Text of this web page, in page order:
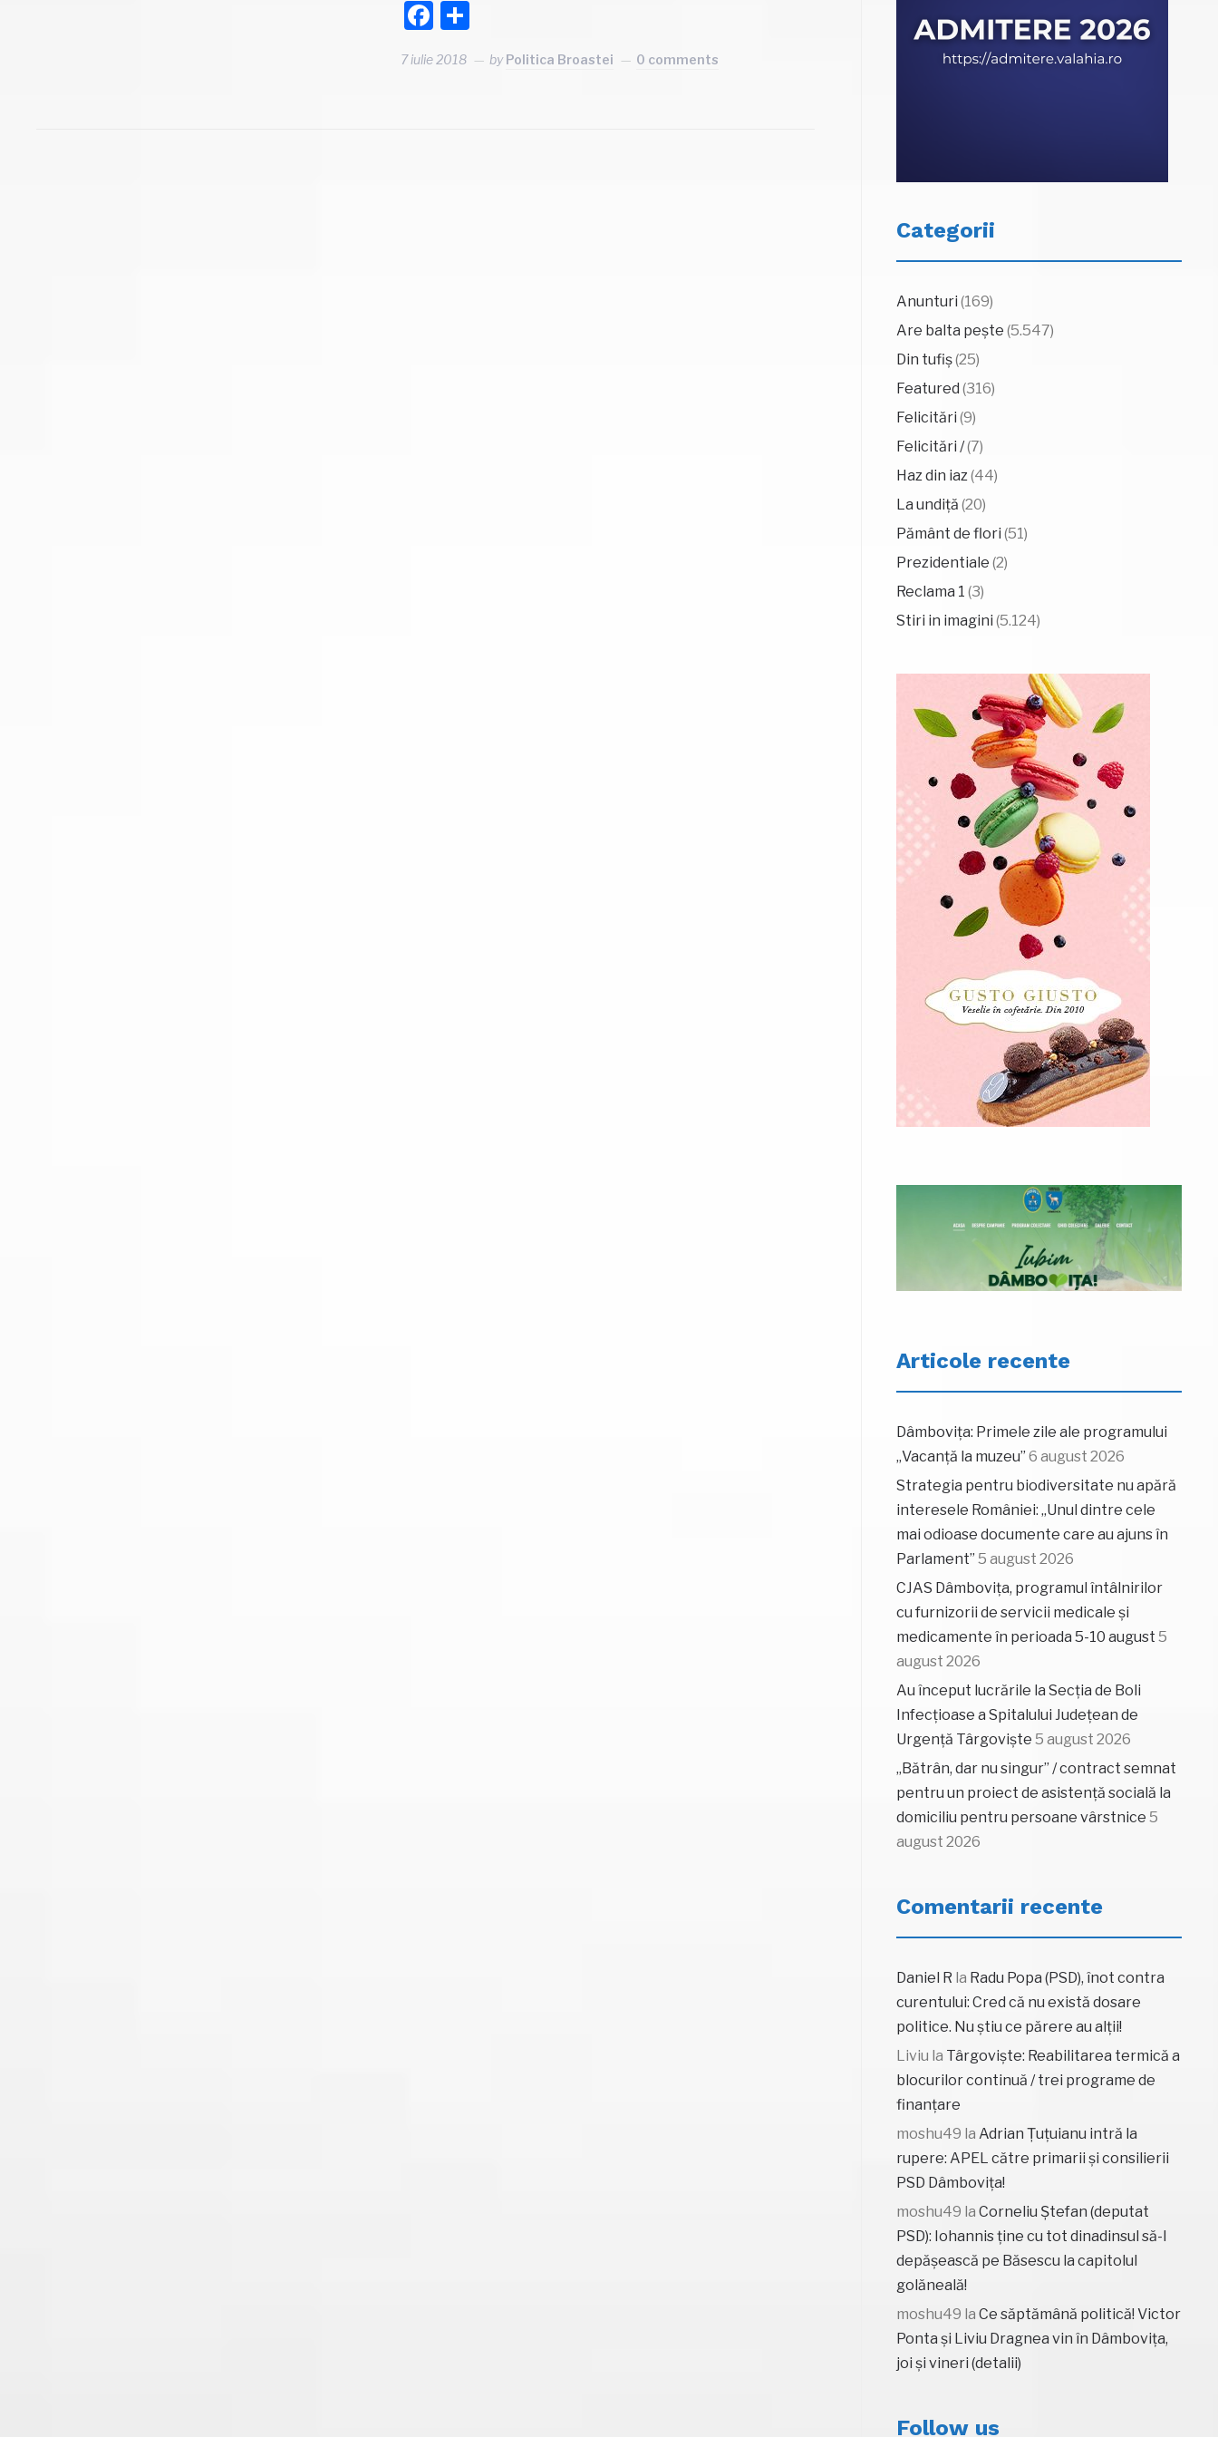
Facebook
7 iulie 2018 byPolitica Broastei 0 comments
Categorii
Anunturi (169)
Are balta pește (5.547)
Din tufiș(25)
Featured (316)
Felicitări (9)
Felicitări /(7)
Haz din iaz(44)
La undiță (20)
Pământ de flori (51)
Prezidentiale (2)
Reclama 1 (3)
Stiri in imagini (5.124)
Articole recente
Dâmbovița: Primele zile ale programului
„Vacanță la muzeu” 6 august 2026
Strategia pentru biodiversitate nu apără
interesele României: „Unul dintre cele
mai odioase documente care au ajuns în
Parlament” 5 august 2026
CJAS Dâmbovița, programul întâlnirilor
cu furnizorii de servicii medicale și
medicamente în perioada 5-10 august 5
august 2026
Au început lucrările la Secția de Boli
Infecțioase a Spitalului Județean de
Urgență Târgoviște 5 august 2026
„Bătrân, dar nu singur” / contract semnat
pentru un proiect de asistență socială la
domiciliu pentru persoane vârstnice 5
august 2026
Comentarii recente
Daniel R la Radu Popa (PSD), înot contra
curentului: Cred că nu există dosare
politice. Nu știu ce părere au alții!
Liviu la Târgoviște: Reabilitarea termică a
blocurilor continuă / trei programe de
finanțare
moshu49 la Adrian Țuțuianu intră la
rupere: APEL către primarii și consilierii
PSD Dâmbovița!
moshu49 la Corneliu Ștefan (deputat
PSD): Iohannis ține cu tot dinadinsul să-l
depășească pe Băsescu la capitolul
golăneală!
moshu49 la Ce săptămână politică! Victor
Ponta și Liviu Dragnea vin în Dâmbovița,
joi și vineri (detalii)
Follow us